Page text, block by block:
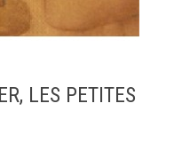
LES PETITES